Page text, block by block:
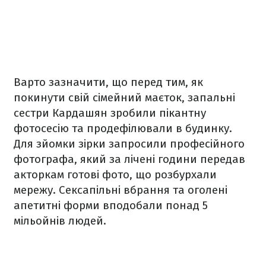
Варто зазначити, що перед тим, як
покинути свій сімейний маєток, запальні
сестри Кардашян зробили пікантну
фотосесію та продефілювали в будинку.
Для зйомки зірки запросили професійного
фотографа, який за лічені години передав
акторкам готові фото, що розбурхали
мережу. Сексапільні вбрання та оголені
апетитні форми вподобали понад 5
мільойнів людей.